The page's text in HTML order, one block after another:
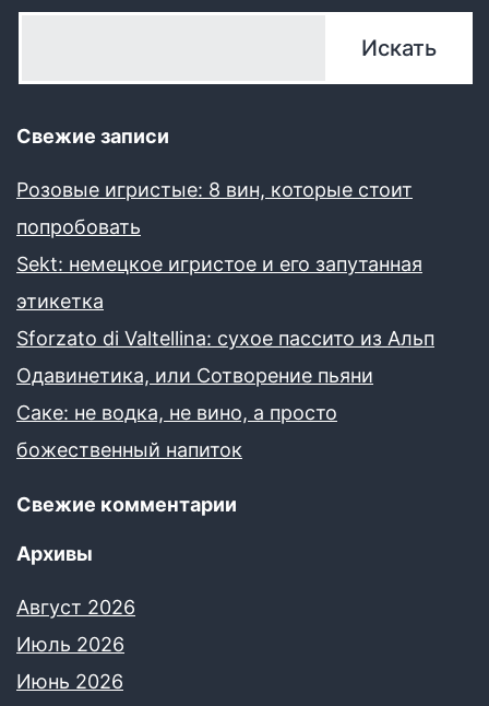
Свежие записи
Розовые игристые: 8 вин, которые стоит
попробовать
Sekt: немецкое игристое и его запутанная
этикетка
Sforzato di Valtellina: сухое пассито из Альп
Одавинетика, или Сотворение пьяни
Саке: не водка, не вино, а просто
божественный напиток
Свежие комментарии
Архивы
Август 2026
Июль 2026
Июнь 2026